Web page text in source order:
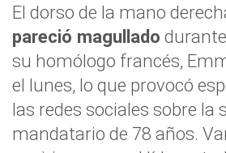
El dorso de la mano
pareció magullado
su homólogo francés,
el lunes, lo que provocó
las redes sociales sobre la
mandatario de 78 años.